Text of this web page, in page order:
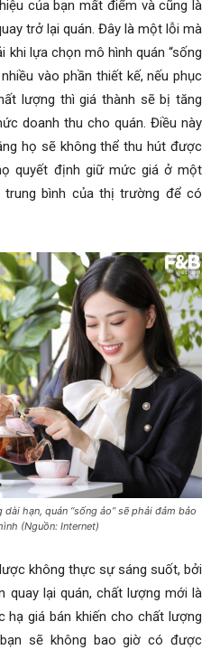
của bạn mất điểm và cũng là
trở lại quán. Đây là một lỗi mà
khi lựa chọn mô hình quán “sống
vào phần thiết kế, nếu phục
lượng thì giá thành sẽ bị tăng
doanh thu cho quán. Điều này
họ sẽ không thể thu hút được
quyết định giữ mức giá ở một
bình của thị trường để có
hạn, quán “sống ảo” sẽ phải đảm bảo
(Nguồn: Internet)
không thực sự sáng suốt, bởi
quay lại quán, chất lượng mới là
hạ giá bán khiến cho chất lượng
sẽ không bao giờ có được